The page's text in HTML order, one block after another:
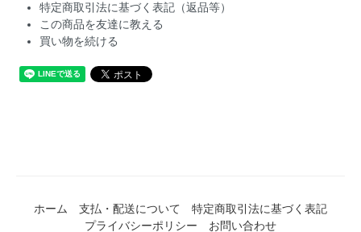
特定商取引法に基づく表記（返品等）
この商品を友達に教える
買い物を続ける
ホーム 支払・配送について
特定商取引法に基づく表記
プライバシーポリシー
お問い合わせ